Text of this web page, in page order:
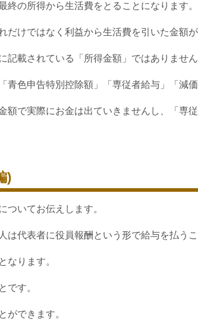
の所得から生活費をとることになります。
けではなく利益から生活費を引いた金額
載されている「所得金額」ではありません
色申告特別控除額」「専従者給与」「減
額で実際にお金は出ていきませんし、「専
)
ついてお伝えします。
代表者に役員報酬という形で給与を払うこ
なります。
です。
ができます。